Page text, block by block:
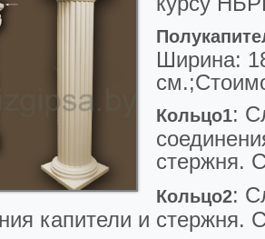
Ширина:
см.;
Кольцо1:
стержня.
Кольцо2:
капители и стержня.